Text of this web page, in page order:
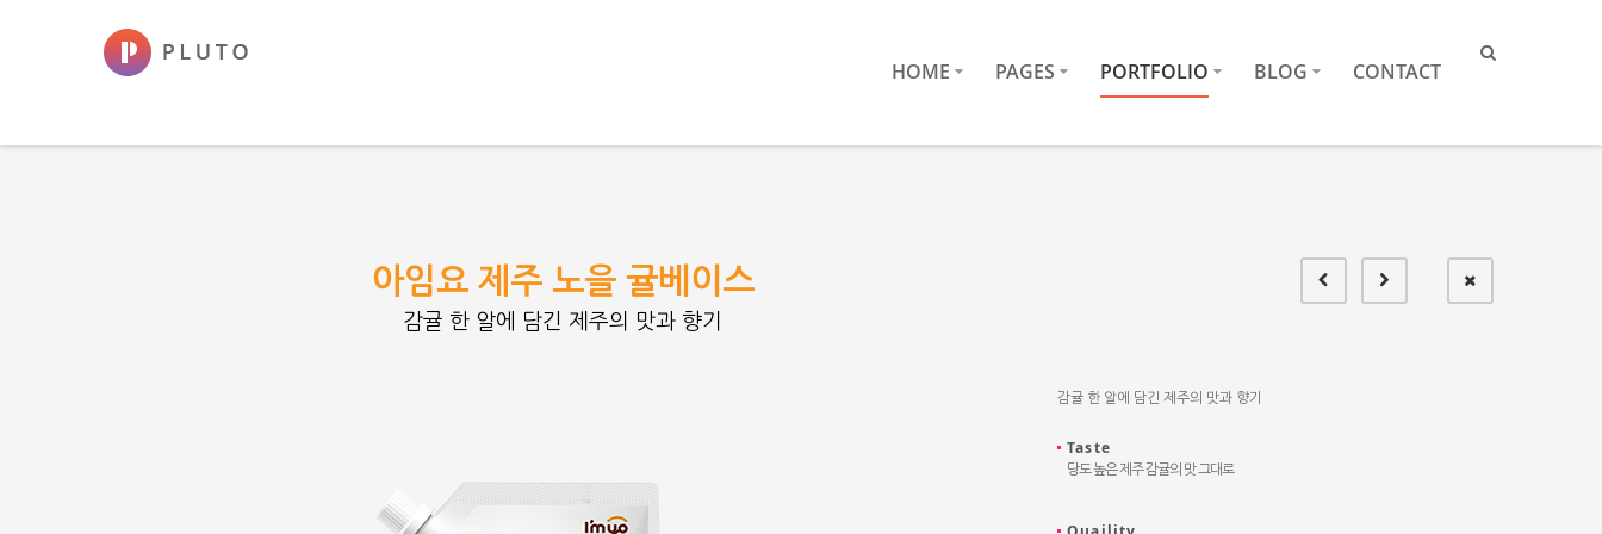
HOME PAGES PORTFOLIO BLOG CONTACT
아임요 제주 노을 귤베이스
감귤 한 알에 담긴 제주의 맛과 향기
감귤 한 알에 담긴 제주의 맛과 향기
Taste
당도 높은 제주 감귤의 맛 그대로